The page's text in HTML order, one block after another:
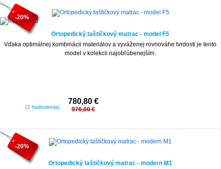
-20%
Ortopedický taštičkový matrac - model F5
Vďaka optimálnej kombinácii materiálov a vyváženej rovnováhe tvrdosti je tento
model v kolekcii najobľúbenejším.
(2 hodnotenia)
780,80 €
976,00 €
-20%
Ortopedický taštičkový matrac - modern M1